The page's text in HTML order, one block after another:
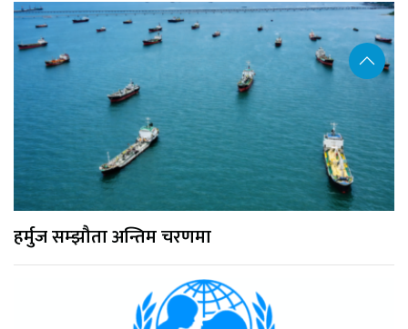
हर्मुज सम्झौता अन्तिम चरणमा